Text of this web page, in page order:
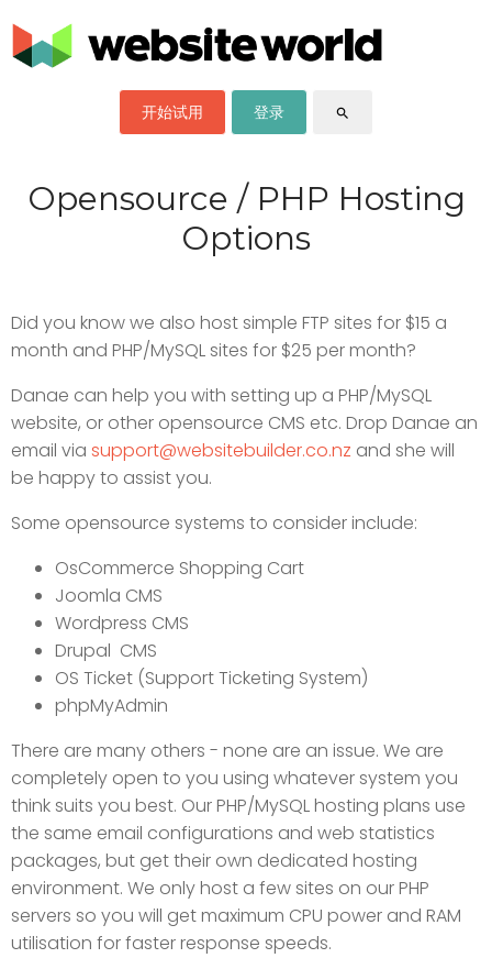
开始试用 登录 search
Opensource / PHP Hosting
Options
Did you know we also host simple FTP sites for $15 a
month and PHP/MySQL sites for $25 per month?
Danae can help you with setting up a PHP/MySQL
website, or other opensource CMS etc. Drop Danae an
email via support@websitebuilder.co.nz and she will
be happy to assist you.
Some opensource systems to consider include:
OsCommerce Shopping Cart
Joomla CMS
Wordpress CMS
Drupal CMS
OS Ticket (Support Ticketing System)
phpMyAdmin
There are many others - none are an issue. We are
completely open to you using whatever system you
think suits you best. Our PHP/MySQL hosting plans use
the same email configurations and web statistics
packages, but get their own dedicated hosting
environment. We only host a few sites on our PHP
servers so you will get maximum CPU power and RAM
utilisation for faster response speeds.